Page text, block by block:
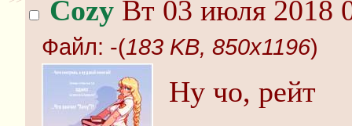
Cozy Вт 03 июля 2018
Файл: -(183 KB, 850x1196)
Ну чо, рейт